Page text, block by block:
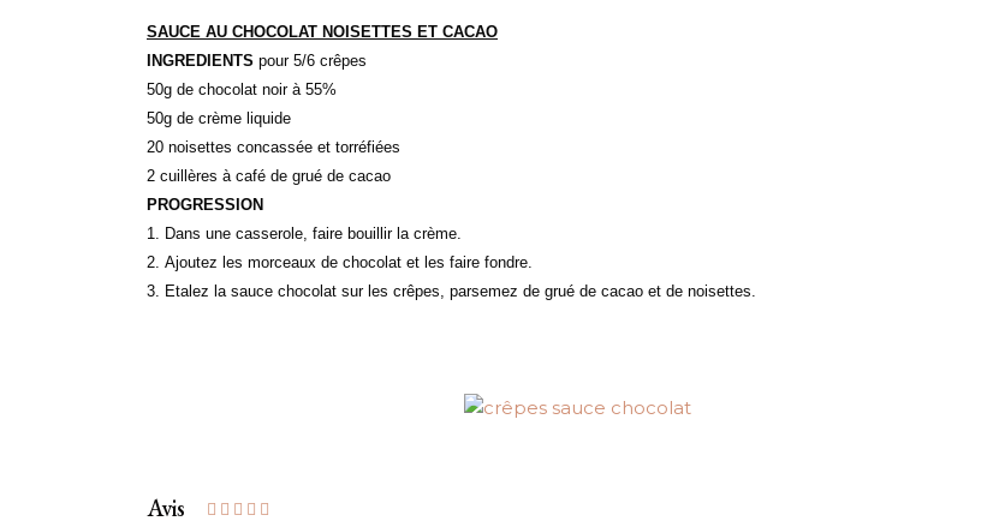
SAUCE AU CHOCOLAT NOISETTES ET CACAO
INGREDIENTS pour 5/6 crêpes
50g de chocolat noir à 55%
50g de crème liquide
20 noisettes concassée et torréfiées
2 cuillères à café de grué de cacao
PROGRESSION
Dans une casserole, faire bouillir la crème.
Ajoutez les morceaux de chocolat et les faire fondre.
Etalez la sauce chocolat sur les crêpes, parsemez de grué de cacao et de noisettes.
Avis